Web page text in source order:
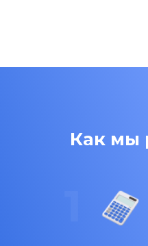
Как мы